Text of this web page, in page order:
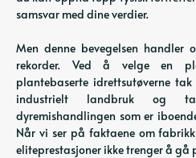
samsvar med dine verdier.
Men denne bevegelsen handler
rekorder. Ved å velge en
plantebaserte idrettsutøverne
industrielt landbruk og
dyremishandlingen som er
Når vi ser på faktaene om
eliteprestasjoner ikke trenger å gå